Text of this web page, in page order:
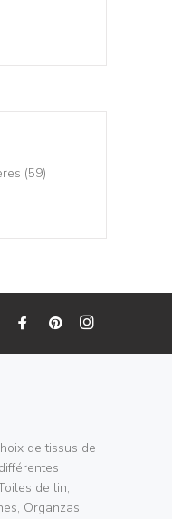
(59)
de tissus de
de lin,
Organzas,